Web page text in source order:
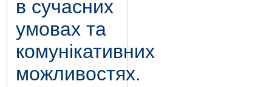
в сучасних
умовах та
комунікативних
можливостях.